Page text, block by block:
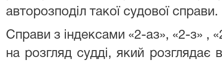
авторозподіл такої судової справи.
Справи з індексами «2-аз», «2-з» ,
на розгляд судді, який розглядає